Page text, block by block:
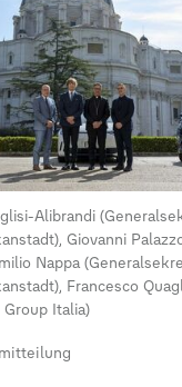
Alibrandi
Giovanni
Nappa
Francesco
Italia)